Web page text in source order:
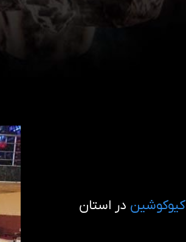
کیوکوشین در استان